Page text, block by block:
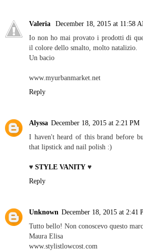
Valeria
December 18, 2015 at 11:58
Io non ho mai provato i prodotti di
il colore dello smalto, molto natalizio.
Un bacio
www.myurbanmarket.net
Reply
Alyssa December 18, 2015 at 2:21 PM
I haven't heard of this brand before
that lipstick and nail polish :)
♥ STYLE VANITY ♥
Reply
Unknown December 18, 2015 at 2:41
Tutto bello! Non conoscevo questo
Maura Elisa
www.stylistlowcost.com